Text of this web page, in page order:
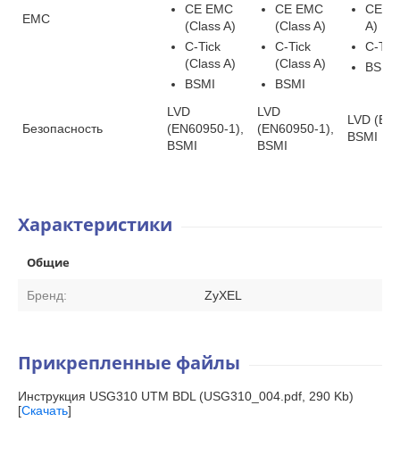
EMC
CE EMC
(Class A)
C-Tick
(Class A)
BSMI
CE EMC
(Class A)
C-Tick
(Class A)
BSMI
CE
A)
C-
BSMI
Безопасность
LVD
(EN60950-1),
BSMI
LVD
(EN60950-1),
BSMI
LVD
BSMI
Характеристики
Общие
Бренд: ZyXEL
Прикрепленные файлы
Инструкция USG310 UTM BDL (USG310_004.pdf, 290 Kb)
[Скачать]